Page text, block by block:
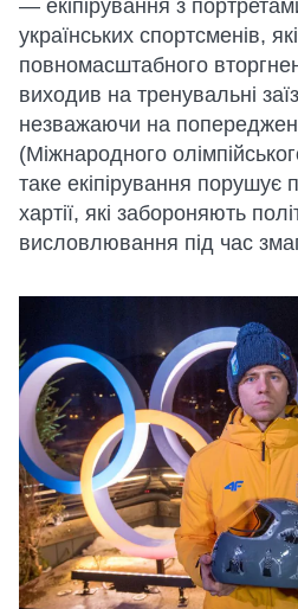
— екіпірування з
українських спортсменів,
повномасштабного
виходив на тренувальні
незважаючи на
(Міжнародного
таке екіпірування порушує
хартії, які забороняють
висловлювання під час